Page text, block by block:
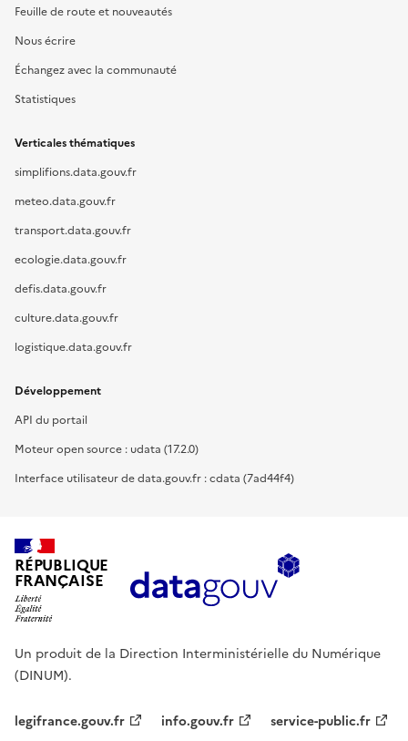
Feuille de route et nouveautés
Nous écrire
Échangez avec la communauté
Statistiques
Verticales thématiques
simplifions.data.gouv.fr
meteo.data.gouv.fr
transport.data.gouv.fr
ecologie.data.gouv.fr
defis.data.gouv.fr
culture.data.gouv.fr
logistique.data.gouv.fr
Développement
API du portail
Moteur open source : udata (17.2.0)
Interface utilisateur de data.gouv.fr : cdata (7ad44f4)
RÉPUBLIQUE
FRANÇAISE
Un produit de la Direction Interministérielle du Numérique
(DINUM).
legifrance.gouv.fr info.gouv.fr service-public.fr